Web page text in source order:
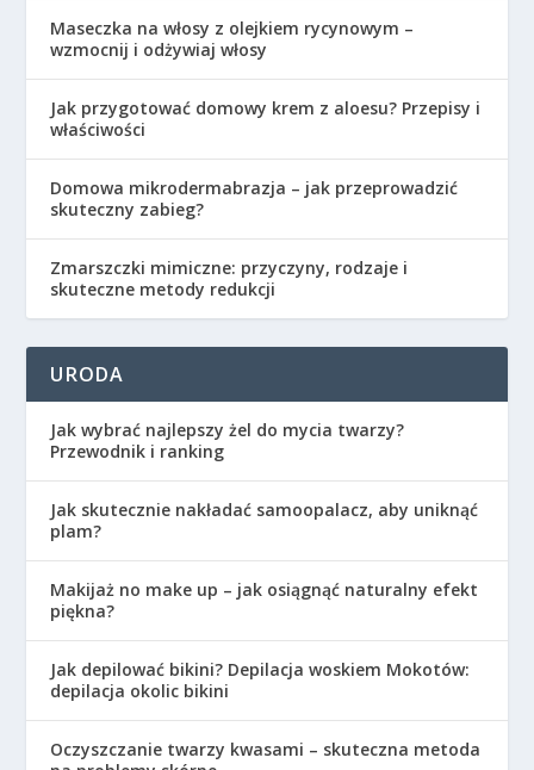
Maseczka na włosy z olejkiem rycynowym –
wzmocnij i odżywiaj włosy
Jak przygotować domowy krem z aloesu? Przepisy i
właściwości
Domowa mikrodermabrazja – jak przeprowadzić
skuteczny zabieg?
Zmarszczki mimiczne: przyczyny, rodzaje i
skuteczne metody redukcji
URODA
Jak wybrać najlepszy żel do mycia twarzy?
Przewodnik i ranking
Jak skutecznie nakładać samoopalacz, aby uniknąć
plam?
Makijaż no make up – jak osiągnąć naturalny efekt
piękna?
Jak depilować bikini? Depilacja woskiem Mokotów:
depilacja okolic bikini
Oczyszczanie twarzy kwasami – skuteczna metoda